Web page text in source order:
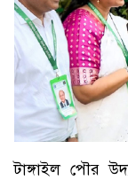
টাঙ্গাইল পৌর